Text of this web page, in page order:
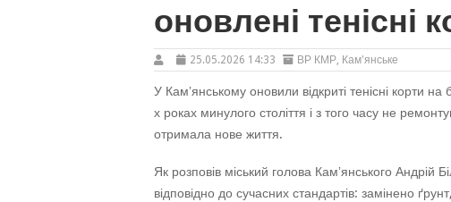
оновлені тенісні
25.05.2026 14:33 ВР КМР, Кам'янське
У Камʼянському оновили відкриті тенісні корти
х роках минулого століття і з того часу не
отримала нове життя.
Як розповів міський голова Камʼянського Андрій
відповідно до сучасних стандартів: замінено